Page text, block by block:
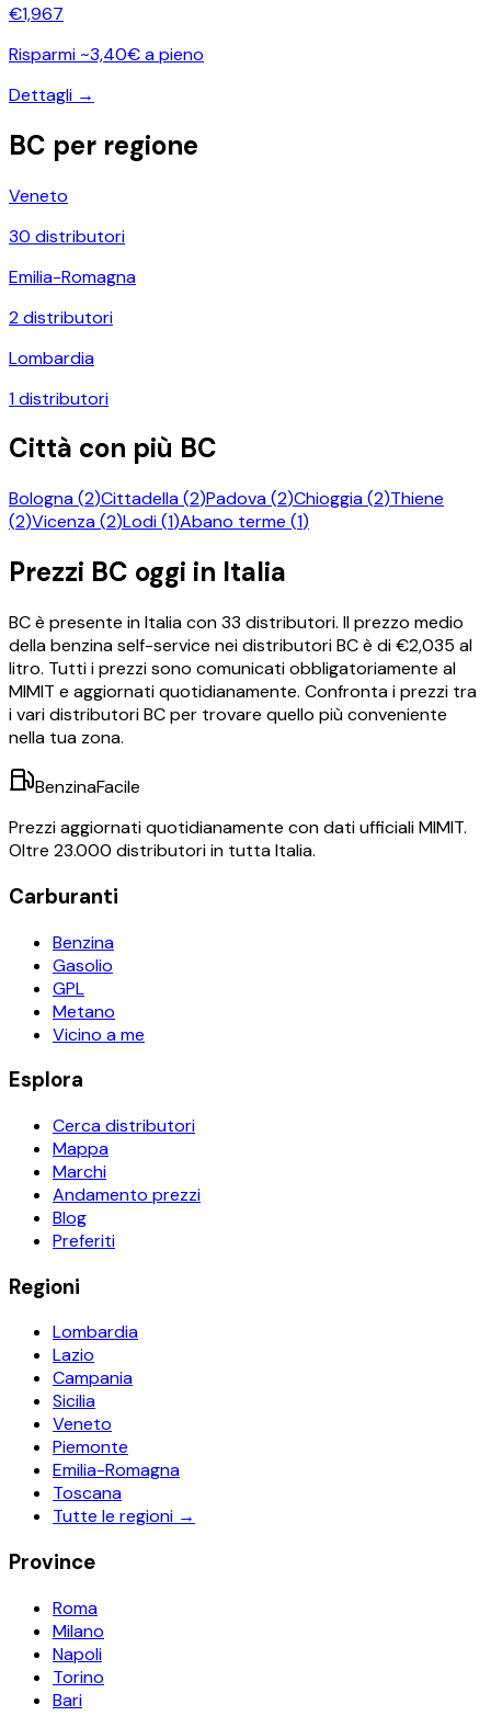
€1,967
Risparmi ~3,40€ a pieno
Dettagli →
BC per regione
Veneto
30 distributori
Emilia-Romagna
2distributori
Lombardia
1distributori
Città con più BC
Bologna(2)Cittadella(2)Padova(2)Chioggia(2)Thiene
(2)Vicenza(2)Lodi(1)Abano terme (1)
Prezzi BC oggi in Italia
BCè presente in Italia con33 distributori. Il prezzo medio
della benzina self-service nei distributoriBCè di €2,035 al
litro. Tutti i prezzi sono comunicati obbligatoriamente al
MIMIT e aggiornati quotidianamente. Confronta i prezzi tra
i vari distributoriBCper trovare quello più conveniente
nella tua zona.
BenzinaFacile
Prezzi aggiornati quotidianamente con dati ufficiali MIMIT.
Oltre 23.000 distributori in tutta Italia.
Carburanti
Benzina
Gasolio
GPL
Metano
Vicino a me
Esplora
Cerca distributori
Mappa
Marchi
Andamento prezzi
Blog
Preferiti
Regioni
Lombardia
Lazio
Campania
Sicilia
Veneto
Piemonte
Emilia-Romagna
Toscana
Tutte le regioni →
Province
Roma
Milano
Napoli
Torino
Bari